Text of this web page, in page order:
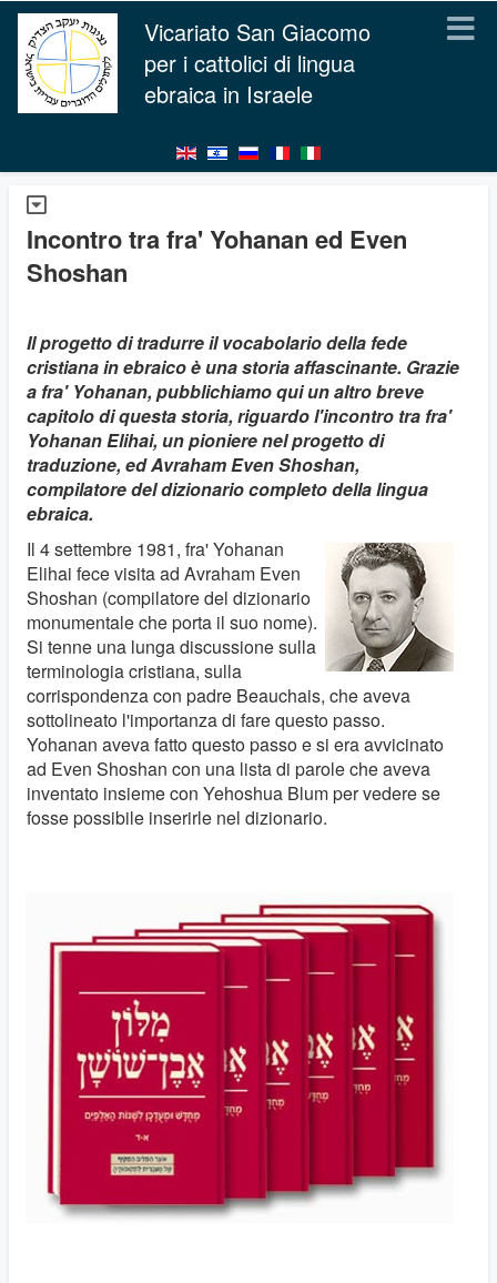
Vicariato San Giacomo
per i cattolici di lingua
ebraica in Israele
Incontro tra fra' Yohanan ed Even
Shoshan
Il progetto di tradurre il vocabolario della fede
cristiana in ebraico è una storia affascinante. Grazie
a fra' Yohanan, pubblichiamo qui un altro breve
capitolo di questa storia, riguardo l'incontro tra fra'
Yohanan Elihai, un pioniere nel progetto di
traduzione, ed Avraham Even Shoshan,
compilatore del dizionario completo della lingua
ebraica.
Il 4 settembre 1981, fra' Yohanan
Elihai fece visita ad Avraham Even
Shoshan (compilatore del dizionario
monumentale che porta il suo nome).
Si tenne una lunga discussione sulla
terminologia cristiana, sulla
corrispondenza con padre Beauchais, che aveva
sottolineato l'importanza di fare questo passo.
Yohanan aveva fatto questo passo e si era avvicinato
ad Even Shoshan con una lista di parole che aveva
inventato insieme con Yehoshua Blum per vedere se
fosse possibile inserirle nel dizionario.